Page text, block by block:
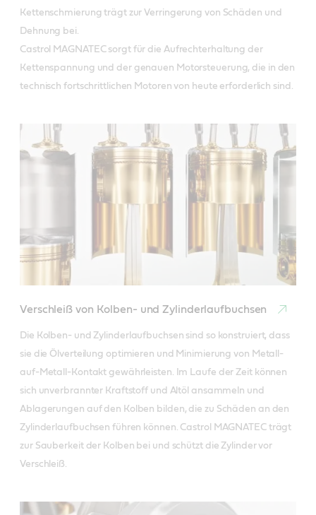
Kettenschmierung trägt zur Verringerung von Schäden und
Dehnung bei.
Castrol MAGNATEC sorgt für die Aufrechterhaltung der
Kettenspannung und der genauen Motorsteuerung, die in den
Verschleiß von Kolben- und Zylinderlaufbuchsen
Die Kolben- und Zylinderlaufbuchsen sind so konstruiert, dass
sie die Ölverteilung optimieren und Minimierung von Metall-
auf-Metall-Kontakt gewährleisten. Im Laufe der Zeit können
sich unverbrannter Kraftstoff und Altöl ansammeln und
Ablagerungen auf den Kolben bilden, die zu Schäden an den
Zylinderlaufbuchsen führen können. Castrol MAGNATEC trägt
zur Sauberkeit der Kolben bei und schützt die Zylinder vor